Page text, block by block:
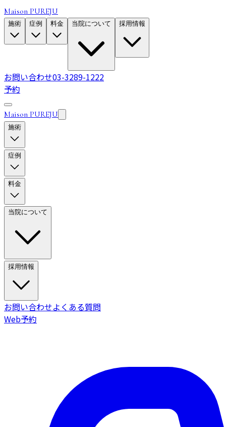
Maison PUREJU
施術 症例 料金 当院について 採用情報
お問い合わせ03-3289-1222
予約
Maison PUREJU
施術
症例
料金
当院について
採用情報
お問い合わせよくある質問
Web予約